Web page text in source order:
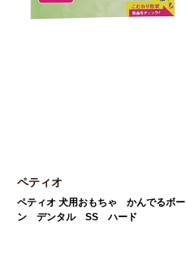
ペティオ
ペティオ 犬用おもちゃ かんでるボー
ン デンタル SS ハード